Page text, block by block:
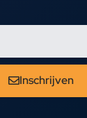
Inschrijven